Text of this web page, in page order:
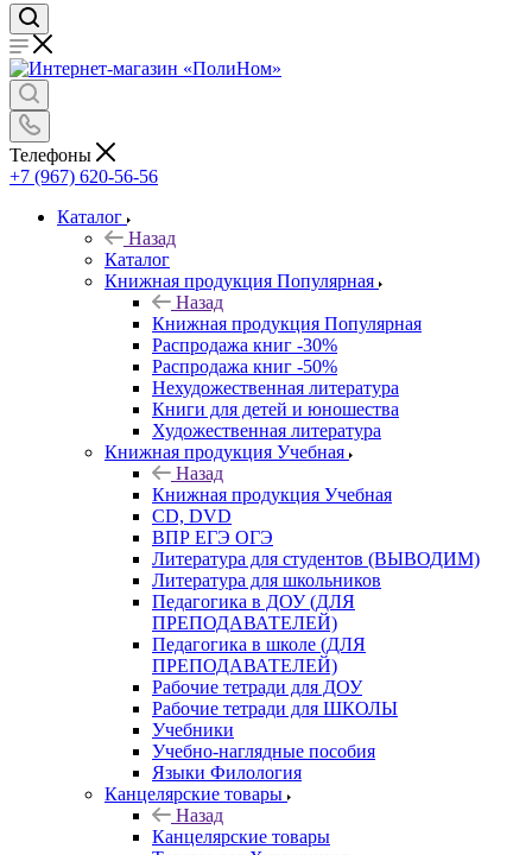
Телефоны
+7 (967) 620-56-56
Каталог
Назад
Каталог
Книжная продукция Популярная
Назад
Книжная продукция Популярная
Распродажа книг -30%
Распродажа книг -50%
Нехудожественная литература
Книги для детей и юношества
Художественная литература
Книжная продукция Учебная
Назад
Книжная продукция Учебная
CD, DVD
ВПР ЕГЭ ОГЭ
Литература для студентов (ВЫВОДИМ)
Литература для школьников
Педагогика в ДОУ (ДЛЯ
ПРЕПОДАВАТЕЛЕЙ)
Педагогика в школе (ДЛЯ
ПРЕПОДАВАТЕЛЕЙ)
Рабочие тетради для ДОУ
Рабочие тетради для ШКОЛЫ
Учебники
Учебно-наглядные пособия
Языки Филология
Канцелярские товары
Назад
Канцелярские товары